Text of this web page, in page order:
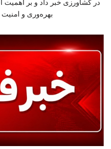
در کشاورزی خبر داد و بر اهمیت
بهره‌وری و امنیت